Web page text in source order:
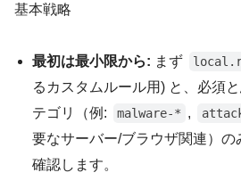
基本戦略
最初は最小限から: まず
るカスタムルール用) と、必須
テゴリ（例:
malware-* ,
要なサーバー/ブラウザ関連）の
確認します。